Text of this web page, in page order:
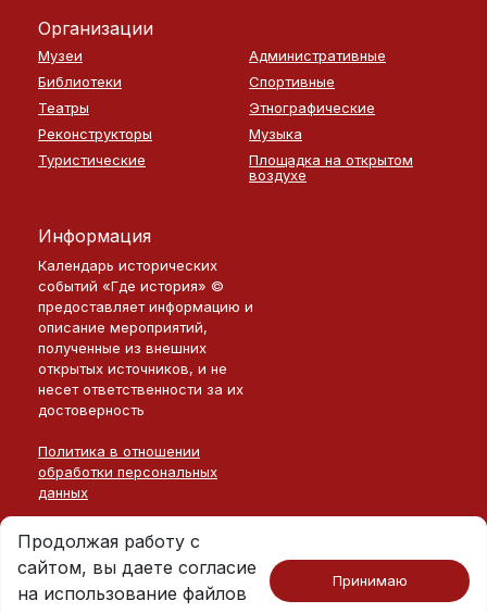
Организации
Музеи
Административные
Библиотеки
Спортивные
Театры
Этнографические
Реконструкторы
Музыка
Туристические
Площадка на открытом
воздухе
Информация
Календарь исторических
событий «Где история» ©
предоставляет информацию и
описание мероприятий,
полученные из внешних
открытых источников, и не
несет ответственности за их
достоверность
Политика в отношении
обработки персональных
данных
Продолжая работу с
сайтом, вы даете согласие
на использование файлов
Принимаю